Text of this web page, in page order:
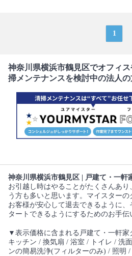
1
神奈川県横浜市鶴見区でオフィ
掃メンテナンスを検討中の法人
神奈川県横浜市鶴見区 | 戸建て・一軒
お引越し時はやることがたくさんあ
う方も多いと思います。マイスター
お客様が安心して退去できるように
タートできるようにするためのお手伝
▼表示価格に含まれる戸建て・一軒家
キッチン / 換気扇 / 浴室 / トイレ / 洗
ンの簡易洗浄(フィルターのみ) / 照明